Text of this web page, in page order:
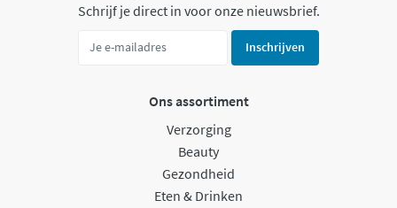
Schrijf je direct in voor onze nieuwsbrief.
Inschrijven
Ons assortiment
Verzorging
Beauty
Gezondheid
Eten & Drinken